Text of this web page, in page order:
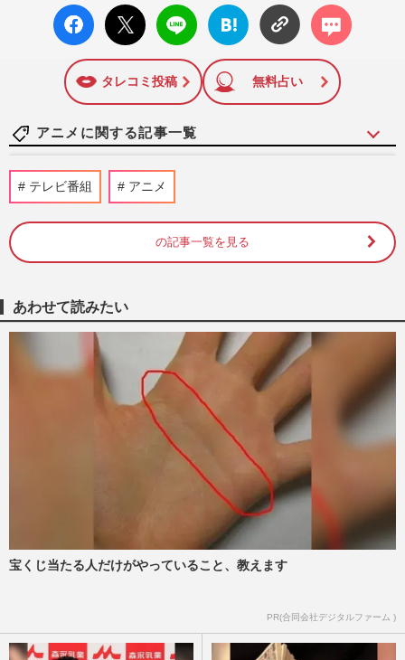
facebo
ok い
X ポス
ト
LINE
はてな
ブック
に追加
コメン
ト
タレコミ投稿 無料占い
アニメに関する記事一覧
使』近づく“上映終了”の足音、惜しまれる
週刊女性PRIME 2026/8/5
ック』『エガブレイブ』の会社がパチンコ
事業停止でファン悲嘆…高…
週刊女性PRIME
映画『秒速5センチメートル』主演の
SixTONES・松村北斗にオファー殺到、プ
ロから評価される「普通っぽい役…
週刊女性2025年11月11日・18日号
ポケモン、30周年記念グッズの後出し“受
注生産”を発表「転売ヤーさよなら」転売
撲滅の“切り札”投入に歓…
週刊女性PRIME
『トイ・ストーリー5』が『ズートピア2』
『国宝』に続く200億円超…
テレビ番組 アニメ
の記事一覧を見る
あわせて読みたい
宝くじ当たる人だけがやっていること、教えます
PR(合同会社デジタルファーム )